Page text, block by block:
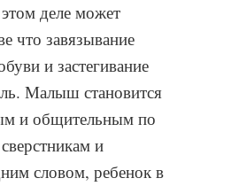
деле может
что завязывание
и застегивание
Малыш становится
и общительным по
и
словом, ребенок в